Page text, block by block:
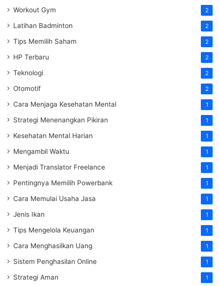
Workout Gym 2
Latihan Badminton 2
Tips Memilih Saham 2
HP Terbaru 2
Teknologi 2
Otomotif 2
Cara Menjaga Kesehatan Mental 1
Strategi Menenangkan Pikiran 1
Kesehatan Mental Harian 1
Mengambil Waktu 1
Menjadi Translator Freelance 1
Pentingnya Memilih Powerbank 1
Cara Memulai Usaha Jasa 1
Jenis Ikan 1
Tips Mengelola Keuangan 1
Cara Menghasilkan Uang 1
Sistem Penghasilan Online 1
Strategi Aman 1